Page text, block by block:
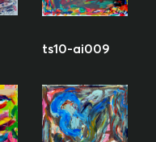
ts10-ai009